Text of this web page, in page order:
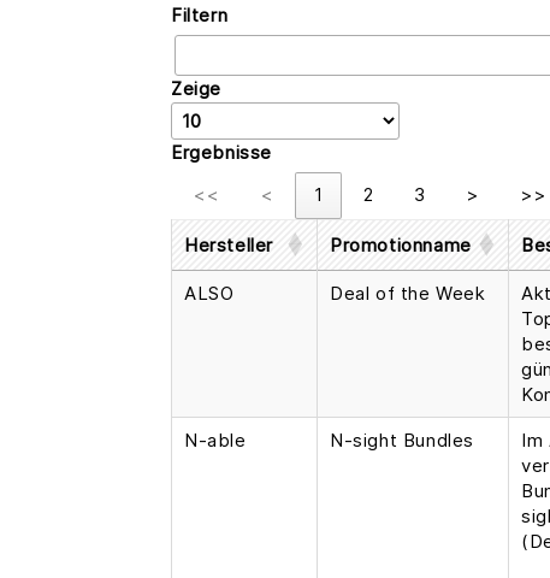
Filtern
Zeige
Ergebnisse
<<
< 1 2 3 > >>
Hersteller Promotionname
ALSO Deal of the Week
N-able N-sight Bundles
Im